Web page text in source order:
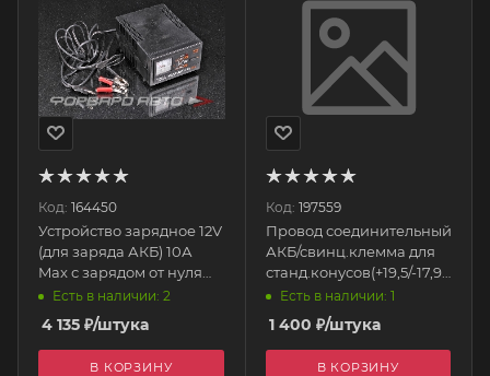
Код: 164450
Устройство зарядное 12V
(для заряда АКБ) 10А
Max с зарядом от нуля
КЕДР
Есть в наличии: 2
4 135 ₽/штука
В КОРЗИНУ
Код: 197559
Провод соединительный
АКБ/свинц.клемма для
станд.конусов(+19,5/-17,9мм)
BAT/CAB-2640 /56
AUTOPROFI
Есть в наличии: 1
1 400 ₽/штука
В КОРЗИНУ